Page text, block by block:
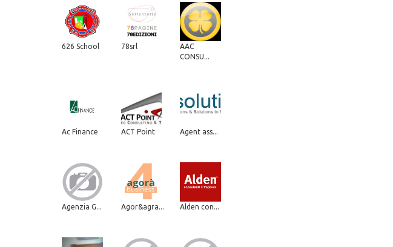
626 School 78srl
AAC
CONSU...
Ac Finance ACT Point Agent ass...
Agenzia G... Agor&agra... Alden con...